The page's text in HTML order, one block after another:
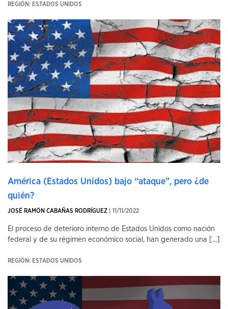
REGIÓN: ESTADOS UNIDOS
América (Estados Unidos) bajo “ataque”, pero ¿de
quién?
JOSÉ RAMÓN CABAÑAS RODRÍGUEZ | 11/11/2022
El proceso de deterioro interno de Estados Unidos como nación
federal y de su régimen económico social, han generado una [...]
REGIÓN: ESTADOS UNIDOS